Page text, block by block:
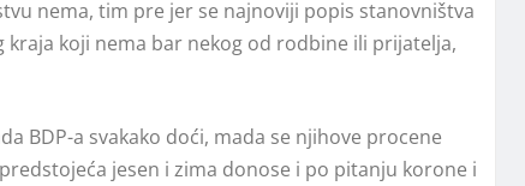
nema, tim pre jer se najnoviji popis stanovništva
koji nema bar nekog od rodbine ili prijatelja,
BDP-a svakako doći, mada se njihove procene
jesen i zima donose i po pitanju korone i